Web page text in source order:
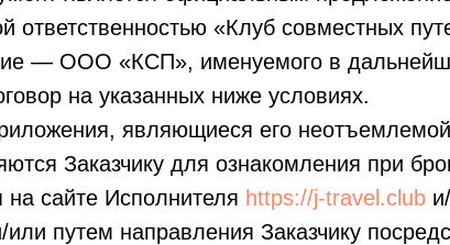
ответственностью «Клуб совместных
— ООО «КСП», именуемого в
на указанных ниже условиях.
являющиеся его
Заказчику для ознакомления при
сайте Исполнителя https://j-travel.club
или путем направления Заказчику